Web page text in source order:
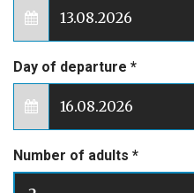
Day of departure *
Number of adults *